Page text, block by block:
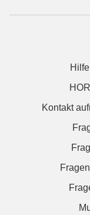
Kontakt